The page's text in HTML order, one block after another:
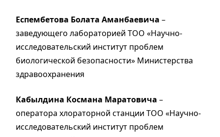
Еспембетова Болата Аманбаевича –
заведующего лабораторией ТОО «Научно-
исследовательский институт проблем
биологической безопасности» Министерства
здравоохранения
Кабылдина Космана Маратовича –
оператора хлораторной станции ТОО «Научно-
исследовательский институт проблем